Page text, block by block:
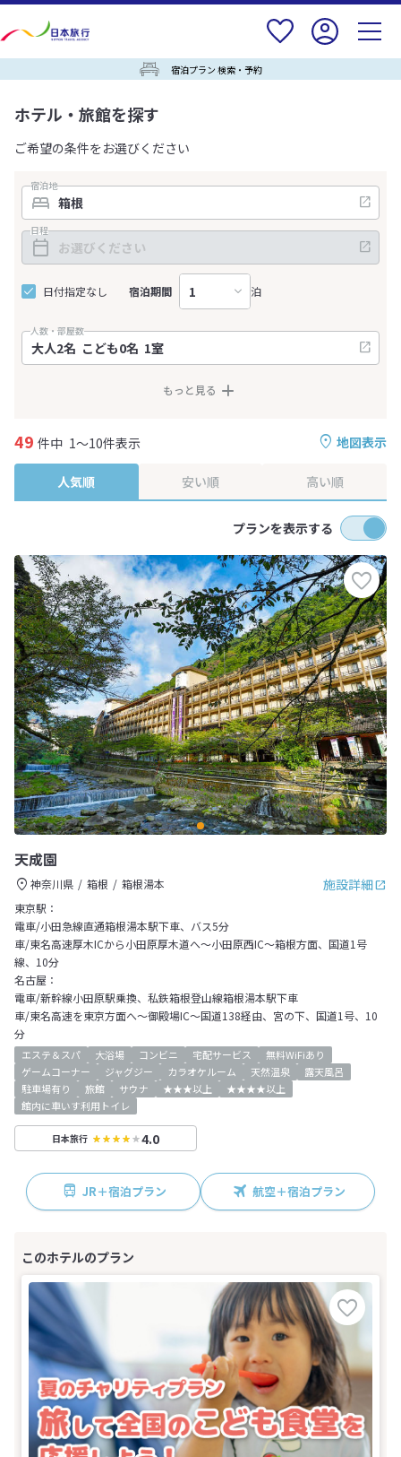
宿泊プラン 検索・予約
ホテル・旅館を探す
ご希望の条件をお選びください
宿泊地
日程
日付指定なし 宿泊期間 泊
人数・部屋数
もっと見る
地図表示
49 件中 1～10件表示
人気順 安い順 高い順
プランを表示する
天成園
施設詳細
神奈川県 箱根
箱根湯本
東京駅：
電車/小田急線直通箱根湯本駅下車、バス5分
車/東名高速厚木ICから小田原厚木道へ～小田原西IC～箱根方面、国道1号
線、10分
名古屋：
電車/新幹線小田原駅乗換、私鉄箱根登山線箱根湯本駅下車
車/東名高速を東京方面へ～御殿場IC～国道138経由、宮の下、国道1号、10
分
エステ＆スパ 大浴場 コンビニ 宅配サービス
無料WiFiあり
ゲームコーナー
ジャグジー カラオケルーム 天然温泉
露天風呂
駐車場有り
旅館 サウナ ★★★以上
★★★★以上
館内に車いす利用トイレ
日本旅行 4.0
JR＋宿泊プラン 航空＋宿泊プラン